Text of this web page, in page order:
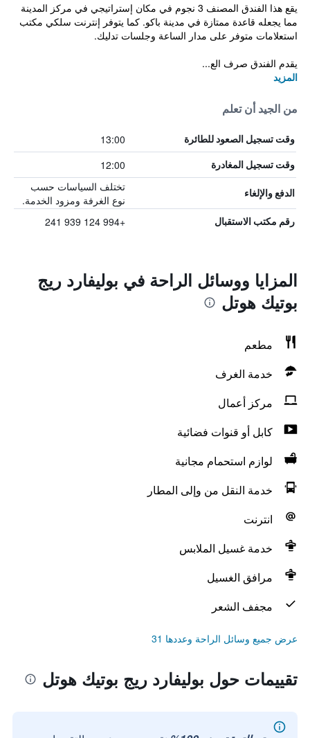
يقع هذا الفندق المصنف 3 نجوم في مكان إستراتيجي في مركز المدينة
مما يجعله قاعدة ممتازة في مدينة باكو. كما يتوفر إنترنت سلكي مكتب
استعلامات متوفر على مدار الساعة وجلسات تدليك.
يقدم الفندق صرف الع...
المزيد
من الجيد أن تعلم
وقت تسجيل الصعود للطائرة 13:00
وقت تسجيل المغادرة 12:00
الدفع والإلغاء
تختلف السياسات حسب
نوع الغرفة ومزود الخدمة.
رقم مكتب الاستقبال +994 124 939 241
المزايا ووسائل الراحة في بوليفارد ريج
بوتيك هوتل
مطعم
خدمة الغرف
مركز أعمال
كابل أو قنوات فضائية
لوازم استحمام مجانية
خدمة النقل من وإلى المطار
انترنت
خدمة غسيل الملابس
مرافق الغسيل
مجفف الشعر
عرض جميع وسائل الراحة وعددها 31
تقييمات حول بوليفارد ريج بوتيك هوتل